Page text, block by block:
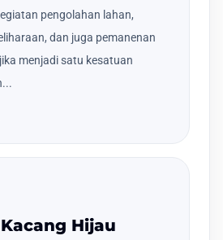
pengolahan lahan,
dan juga pemanenan
menjadi satu kesatuan
Hijau